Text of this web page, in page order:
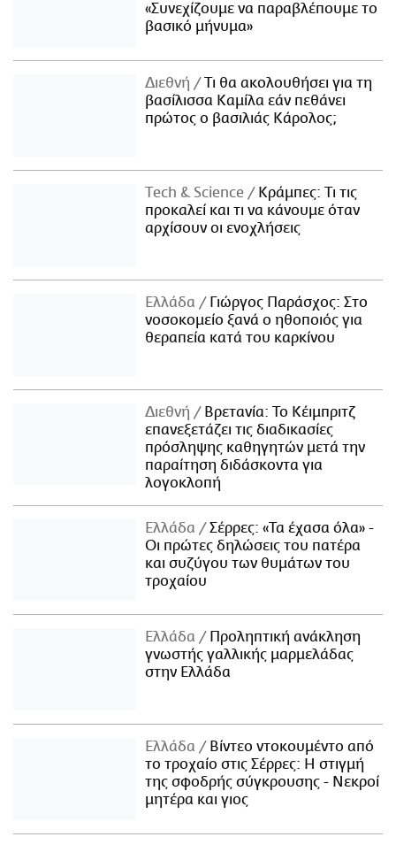
«Συνεχίζουμε να παραβλέπουμε το
βασικό μήνυμα»
Διεθνή
Τι θα ακολουθήσει για τη
βασίλισσα Καμίλα εάν πεθάνει
πρώτος ο βασιλιάς Κάρολος;
Τech & Science
Κράμπες: Τι τις
προκαλεί και τι να κάνουμε όταν
αρχίσουν οι ενοχλήσεις
Ελλάδα
Γιώργος Παράσχος: Στο
νοσοκομείο ξανά ο ηθοποιός για
θεραπεία κατά του καρκίνου
Διεθνή
Βρετανία: Το Κέιμπριτζ
επανεξετάζει τις διαδικασίες
πρόσληψης καθηγητών μετά την
παραίτηση διδάσκοντα για
λογοκλοπή
Ελλάδα
Σέρρες: «Τα έχασα όλα» -
Οι πρώτες δηλώσεις του πατέρα
και συζύγου των θυμάτων του
τροχαίου
Ελλάδα
Προληπτική ανάκληση
γνωστής γαλλικής μαρμελάδας
στην Ελλάδα
Ελλάδα
Βίντεο ντοκουμέντο από
το τροχαίο στις Σέρρες: Η στιγμή
της σφοδρής σύγκρουσης - Νεκροί
μητέρα και γιος